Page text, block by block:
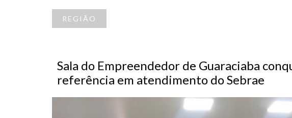
REGIÃO
Sala do Empreendedor de Guaraciaba
referência em atendimento do Sebrae